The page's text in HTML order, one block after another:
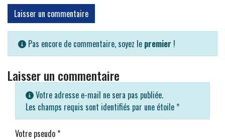
Laisser un commentaire
Pas encore de commentaire, soyez le premier !
Laisser un commentaire
Votre adresse e-mail ne sera pas publiée.
Les champs requis sont identifiés par une étoile *
Votre pseudo*